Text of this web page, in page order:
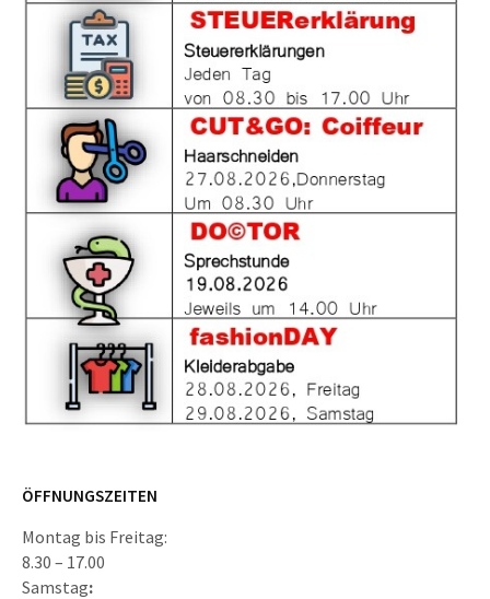
ÖFFNUNGSZEITEN
Montag bis Freitag:
8.30 – 17.00
Samstag: